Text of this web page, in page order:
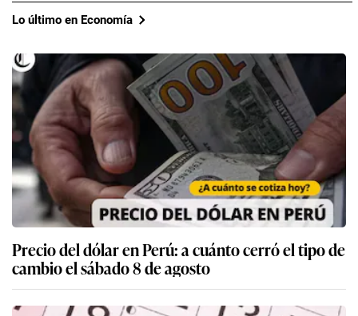
Lo último en Economía
Precio del dólar en Perú: a cuánto cerró el tipo de
cambio el sábado 8 de agosto